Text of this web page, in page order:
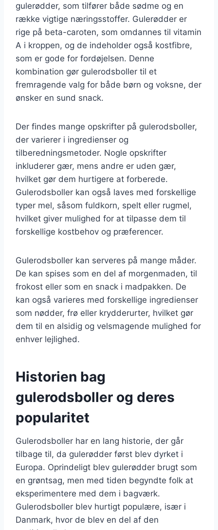
gulerødder, som tilfører både sødme og en
række vigtige næringsstoffer. Gulerødder er
rige på beta-caroten, som omdannes til vitamin
A i kroppen, og de indeholder også kostfibre,
som er gode for fordøjelsen. Denne
kombination gør gulerodsboller til et
fremragende valg for både børn og voksne, der
ønsker en sund snack.
Der findes mange opskrifter på gulerodsboller,
der varierer i ingredienser og
tilberedningsmetoder. Nogle opskrifter
inkluderer gær, mens andre er uden gær,
hvilket gør dem hurtigere at forberede.
Gulerodsboller kan også laves med forskellige
typer mel, såsom fuldkorn, spelt eller rugmel,
hvilket giver mulighed for at tilpasse dem til
forskellige kostbehov og præferencer.
Gulerodsboller kan serveres på mange måder.
De kan spises som en del af morgenmaden, til
frokost eller som en snack i madpakken. De
kan også varieres med forskellige ingredienser
som nødder, frø eller krydderurter, hvilket gør
dem til en alsidig og velsmagende mulighed for
enhver lejlighed.
Historien bag
gulerodsboller og deres
popularitet
Gulerodsboller har en lang historie, der går
tilbage til, da gulerødder først blev dyrket i
Europa. Oprindeligt blev gulerødder brugt som
en grøntsag, men med tiden begyndte folk at
eksperimentere med dem i bagværk.
Gulerodsboller blev hurtigt populære, især i
Danmark, hvor de blev en del af den